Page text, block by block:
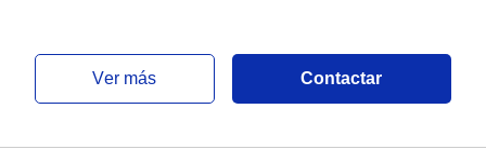
ver más Contactar